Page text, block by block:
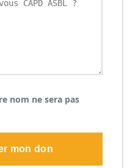
nom ne sera pas
mon don